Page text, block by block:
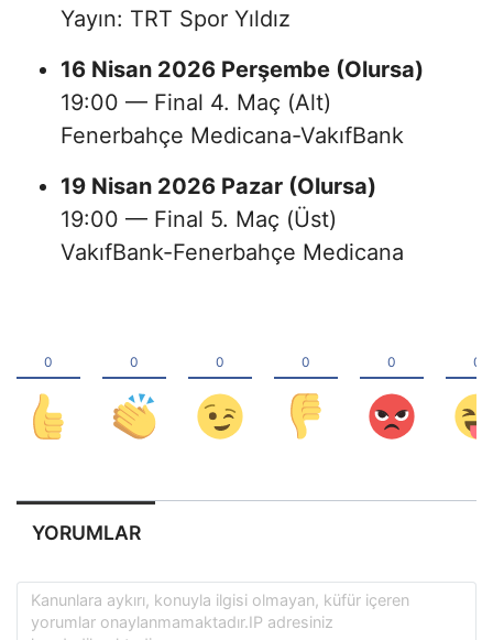
Yayın: TRT Spor Yıldız
16 Nisan 2026 Perşembe (Olursa)
19:00 — Final 4. Maç (Alt)
Fenerbahçe Medicana-VakıfBank
19 Nisan 2026 Pazar (Olursa)
19:00 — Final 5. Maç (Üst)
VakıfBank-Fenerbahçe Medicana
YORUMLAR